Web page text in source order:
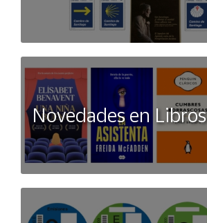
Novedades en Libros